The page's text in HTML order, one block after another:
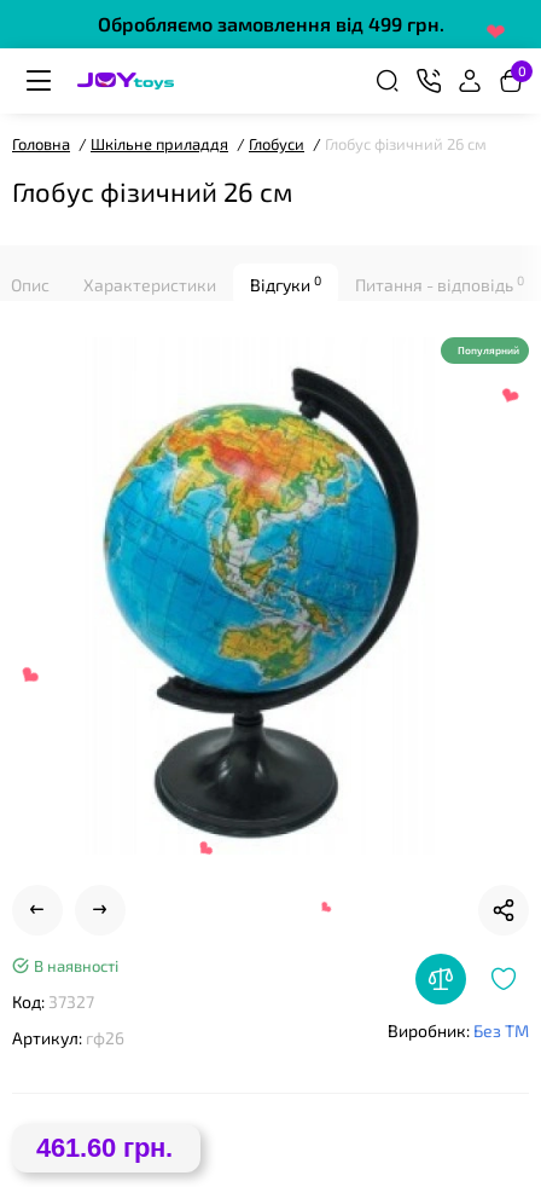
Обробляємо замовлення від 499 грн.
0
Головна Шкільне приладдя Глобуси Глобус фізичний 26 см
Глобус фізичний 26 см
Опис Характеристики Відгуки 0 Питання - відповідь 0
Популярний
В наявності
Код: 37327
Артикул: гф26 Виробник: Без ТМ
461.60 грн.
❤